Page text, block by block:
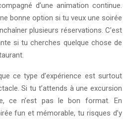
d’une animation continue.
bonne option si tu veux une soirée
plusieurs réservations. C’est
si tu cherches quelque chose de
ce type d’expérience est surtout
Si tu t’attends à une excursion
ce n’est pas le bon format. En
fun et mémorable, tu risques d’y